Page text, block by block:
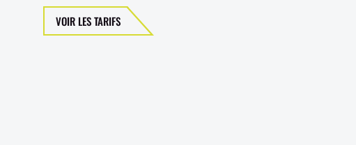
BARDAGE BOIS BRÛLÉ
BARDAGE CEDRAL
VOIR LES TARIFS